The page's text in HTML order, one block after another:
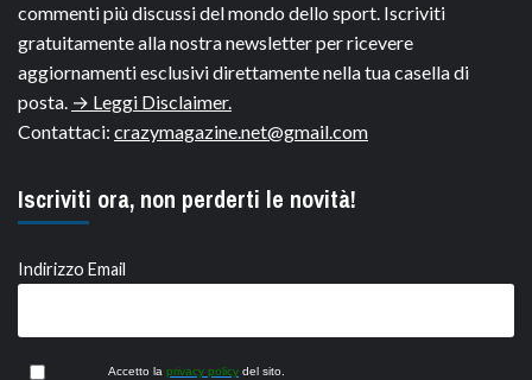
commenti più discussi del mondo dello sport. Iscriviti
gratuitamente alla nostra newsletter per ricevere
aggiornamenti esclusivi direttamente nella tua casella di
posta. → Leggi Disclaimer.
Contattaci: crazymagazine.net@gmail.com
Iscriviti ora, non perderti le novità!
Indirizzo Email
Accetto la privacy policy del sito.